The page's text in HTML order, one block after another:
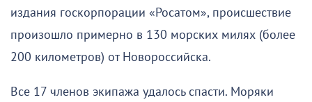
издания госкорпорации «Росатом», происшествие
произошло примерно в 130 морских милях (более
200 километров) от Новороссийска.
Все 17 членов экипажа удалось спасти. Моряки